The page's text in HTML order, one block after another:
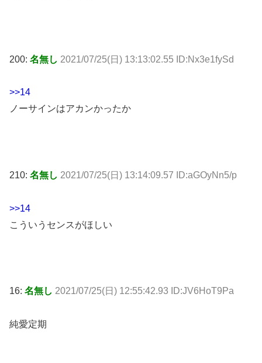
200: 名無し 2021/07/25(日) 13:13:02.55 ID:Nx3e1fySd
>>14
ノーサインはアカンかったか
210: 名無し 2021/07/25(日) 13:14:09.57 ID:aGOyNn5/p
>>14
こういうセンスがほしい
16: 名無し 2021/07/25(日) 12:55:42.93 ID:JV6HoT9Pa
純愛定期